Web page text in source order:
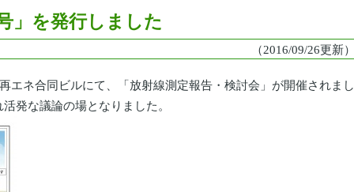
」を発行しました
（2016/09/26更新）
エネ合同ビルにて、「放射線測定報告・検討会」が開催されまし
発な議論の場となりました。